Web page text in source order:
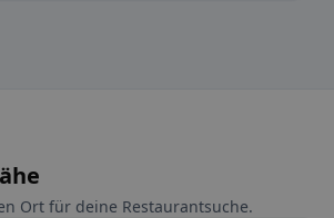
Ort für deine Restaurantsuche.